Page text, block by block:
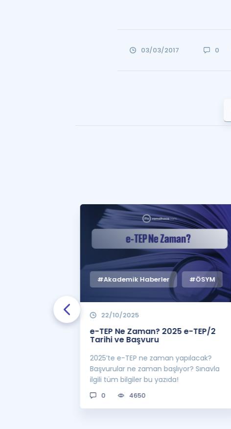
03/03/2017 0
#Akademik Haberler #ÖSYM
22/10/2025
e-TEP Ne Zaman? 2025 e-TEP/2
Tarihi ve Başvuru
2025’te e-TEP ne zaman yapılacak?
Başvurular ne zaman başlıyor? Sınavla
ilgili tüm bilgiler bu yazıda!
0 4650